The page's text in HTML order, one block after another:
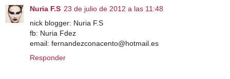
Nuria F.S 23 de julio de 2012 a las 11:48
nick blogger: Nuria F.S
fb: Nuria Fdez
email: fernandezconacento@hotmail.es
Responder